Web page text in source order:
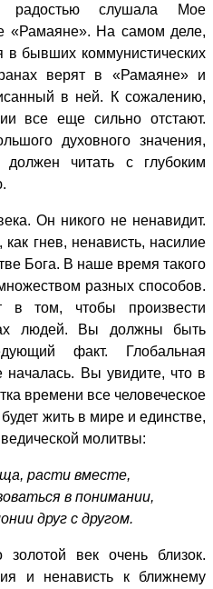
радостью слушала Мое
«Рамаяне». На самом деле,
в бывших коммунистических
верят в «Рамаяне» и
в ней. К сожалению,
все еще сильно отстают.
духовного значения,
читать с глубоким
Он никого не ненавидит.
гнев, ненависть, насилие
Бога. В наше время такого
разных способов.
в том, чтобы произвести
людей. Вы должны быть
факт. Глобальная
Вы увидите, что в
времени все человеческое
жить в мире и единстве,
молитвы:
расти вместе,
в понимании,
друг с другом.
век очень близок.
и ненависть к ближнему